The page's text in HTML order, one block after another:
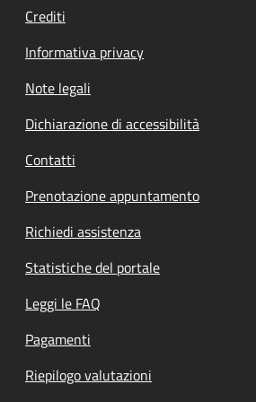
Crediti
Informativa privacy
Note legali
Dichiarazione di accessibilità
Contatti
Prenotazione appuntamento
Richiedi assistenza
Statistiche del portale
Leggi le FAQ
Pagamenti
Riepilogo valutazioni